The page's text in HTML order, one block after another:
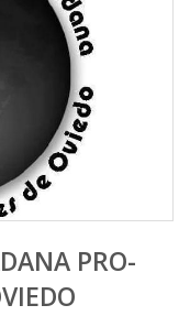
PRO-